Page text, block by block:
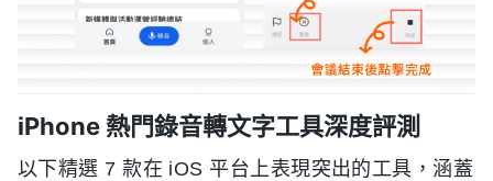
iPhone 熱門錄音轉文字工具深度評測
以下精選 7 款在 iOS 平台上表現突出的工具，涵蓋